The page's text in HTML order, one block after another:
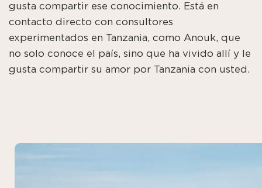
gusta compartir ese conocimiento. Está en
contacto directo con consultores
experimentados en Tanzania, como Anouk, que
no solo conoce el país, sino que ha vivido allí y le
gusta compartir su amor por Tanzania con usted.